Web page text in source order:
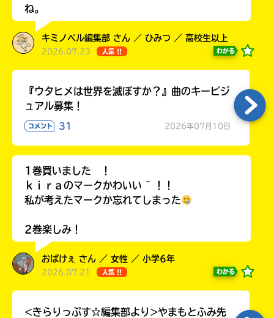
ね。
キミノベル編集部 さん ／ ひみつ ／ 高校生以上
2026.07.23 人気 !! わかる
『ウタヒメは世界を滅ぼすか？』曲のキービジ
ュアル募集！
コメント 31 2026年07月10日
1巻買いました ！
ｋｉｒａのマークかわいい ~ ！！
私が考えたマークか忘れてしまった
2巻楽しみ！
おばけぇ さん ／ 女性 ／ 小学6年
2026.07.21 人気 !! わかる
<きらりっぷす☆編集部より>やまもとふみ先
え
容
ー
が
る
の
一
し